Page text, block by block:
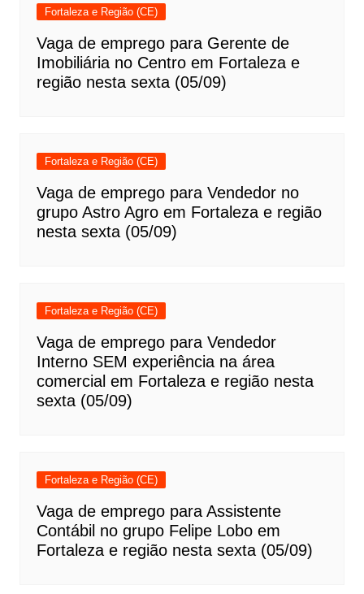
Fortaleza e Região (CE)
Vaga de emprego para Gerente de
Imobiliária no Centro em Fortaleza e
região nesta sexta (05/09)
Fortaleza e Região (CE)
Vaga de emprego para Vendedor no
grupo Astro Agro em Fortaleza e região
nesta sexta (05/09)
Fortaleza e Região (CE)
Vaga de emprego para Vendedor
Interno SEM experiência na área
comercial em Fortaleza e região nesta
sexta (05/09)
Fortaleza e Região (CE)
Vaga de emprego para Assistente
Contábil no grupo Felipe Lobo em
Fortaleza e região nesta sexta (05/09)